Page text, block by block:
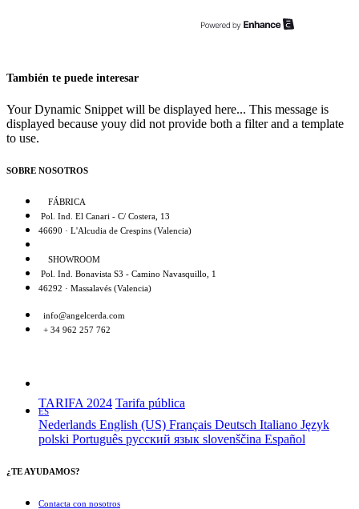
También te puede interesar
Your Dynamic Snippet will be displayed here... This message is
displayed because youy did not provide both a filter and a template
to use.
SOBRE NOSOTROS
FÁBRICA
Pol. Ind. El Canari - C/ Costera, 13
46690 · L'Alcudia de Crespins (Valencia)
SHOWROOM
Pol. Ind. Bonavista S3 - Camino Navasquillo, 1
46292 · Massalavés (Valencia)
info@angelcerda.com
+ 34 962 257 762
TARIFA 2024 Tarifa pública
ES
Nederlands English (US) Français Deutsch Italiano Język
polski Português русский язык slovenščina Español
¿TE AYUDAMOS?
Contacta con nosotros